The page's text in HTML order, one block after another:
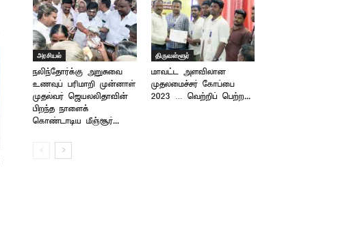
அரசியல்
நலிந்தோர்க்கு அறுசுவை
உணவுப் பரிமாறி முன்னாள்
முதல்வர் ஜெயலலிதாவின்
பிறந்த நாளைக்
கொண்டாடிய மீஞ்சூர்...
திருவள்ளூர்
மாவட்ட அளவிலான
முதலமைச்சர் கோப்பை –
2023 … வெற்றிப் பெற்ற...